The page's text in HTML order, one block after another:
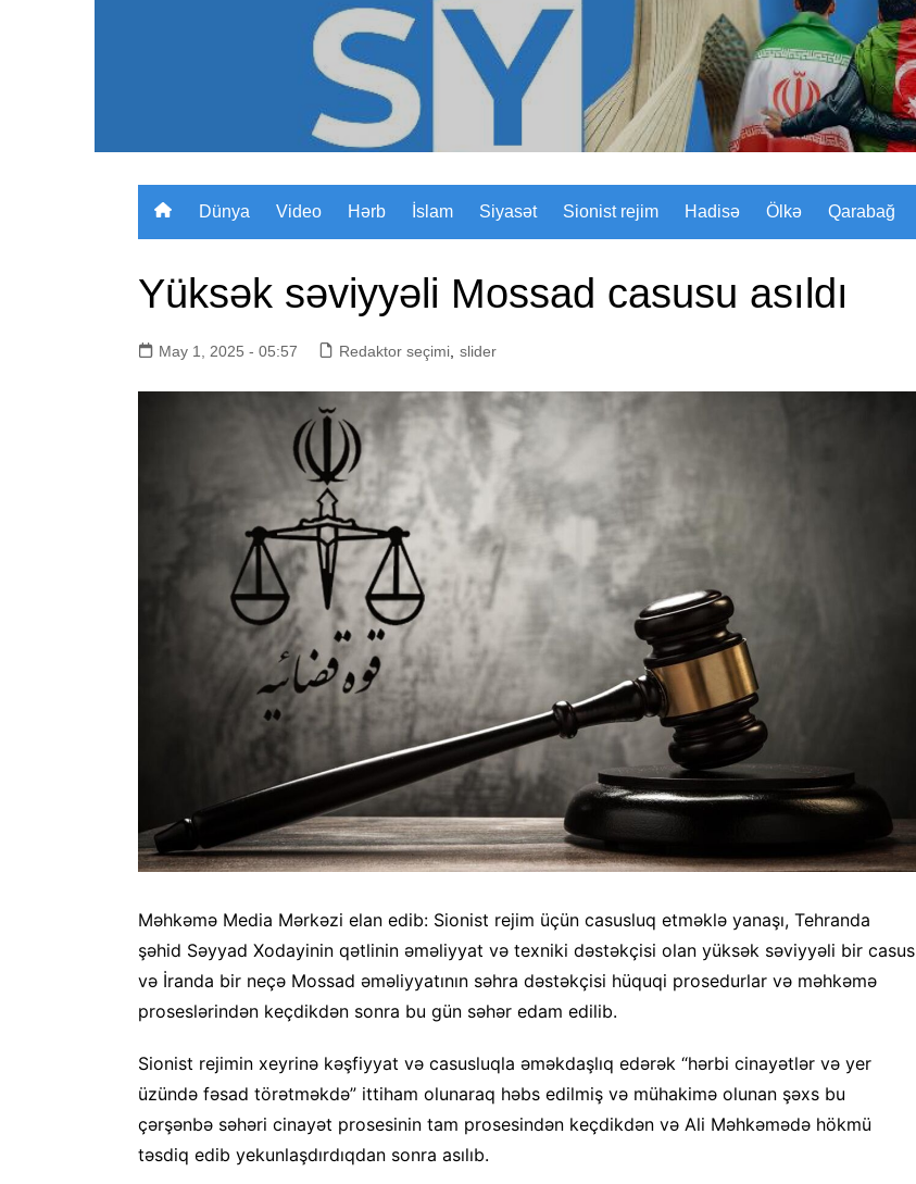
Sizinyol.org
Dünya Video Hərb İslam Siyasət Sionist rejim Hadisə Ölkə Qarabağ
Yüksək səviyyəli Mossad casusu asıldı
May 1, 2025 - 05:57 Redaktor seçimi slider
Məhkəmə Media Mərkəzi elan edib: Sionist rejim üçün casusluq etməklə yanaşı, Tehranda
şəhid Səyyad Xodayinin qətlinin əməliyyat və texniki dəstəkçisi olan yüksək səviyyəli bir casus
və İranda bir neçə Mossad əməliyyatının səhra dəstəkçisi hüquqi prosedurlar və məhkəmə
proseslərindən keçdikdən sonra bu gün səhər edam edilib.
Sionist rejimin xeyrinə kəşfiyyat və casusluqla əməkdaşlıq edərək “hərbi cinayətlər və yer
üzündə fəsad törətməkdə” ittiham olunaraq həbs edilmiş və mühakimə olunan şəxs bu
çərşənbə səhəri cinayət prosesinin tam prosesindən keçdikdən və Ali Məhkəmədə hökmü
təsdiq edib yekunlaşdırdıqdan sonra asılıb.